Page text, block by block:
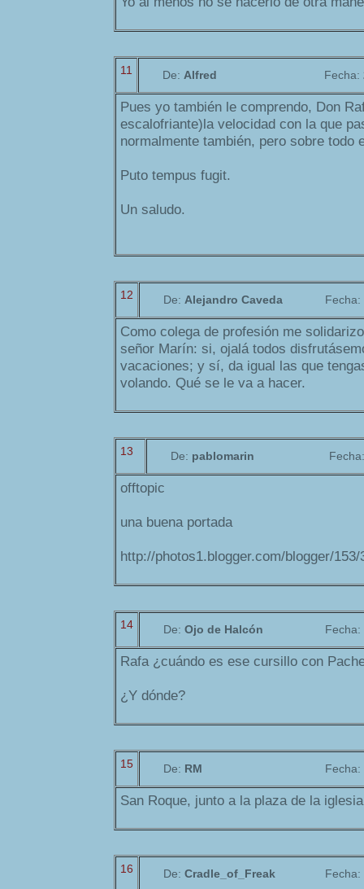
11 De: Alfred Fecha:
Pues yo también le comprendo, Don
escalofriante)la velocidad con la que
normalmente también, pero sobre todo
Puto tempus fugit.
Un saludo.
12 De: Alejandro Caveda Fecha:
Como colega de profesión me
señor Marín: si, ojalá todos
vacaciones; y sí, da igual las que
volando. Qué se le va a hacer.
13 De: pablomarin
offtopic
una buena portada
http://photos1.blogger.com/blogger/
14 De: Ojo de Halcón Fecha:
Rafa ¿cuándo es ese cursillo con
¿Y dónde?
15 De: RM Fecha:
San Roque, junto a la plaza de la
16 De: Cradle_of_Freak Fecha: